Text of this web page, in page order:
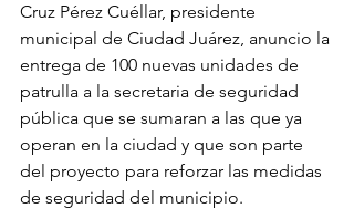
Cruz Pérez Cuéllar, presidente
municipal de Ciudad Juárez, anuncio la
entrega de 100 nuevas unidades de
patrulla a la secretaria de seguridad
pública que se sumaran a las que ya
operan en la ciudad y que son parte
del proyecto para reforzar las medidas
de seguridad del municipio.